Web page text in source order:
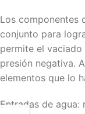
Los componentes
conjunto para
permite el
presión negativa.
elementos que lo
Entradas de